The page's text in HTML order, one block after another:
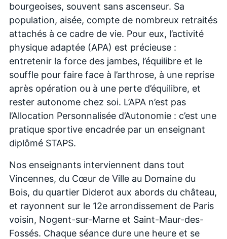
bourgeoises, souvent sans ascenseur. Sa
population, aisée, compte de nombreux retraités
attachés à ce cadre de vie. Pour eux, l’activité
physique adaptée (APA) est précieuse :
entretenir la force des jambes, l’équilibre et le
souffle pour faire face à l’arthrose, à une reprise
après opération ou à une perte d’équilibre, et
rester autonome chez soi. L’APA n’est pas
l’Allocation Personnalisée d’Autonomie : c’est une
pratique sportive encadrée par un enseignant
diplômé STAPS.
Nos enseignants interviennent dans tout
Vincennes, du Cœur de Ville au Domaine du
Bois, du quartier Diderot aux abords du château,
et rayonnent sur le 12e arrondissement de Paris
voisin, Nogent-sur-Marne et Saint-Maur-des-
Fossés. Chaque séance dure une heure et se